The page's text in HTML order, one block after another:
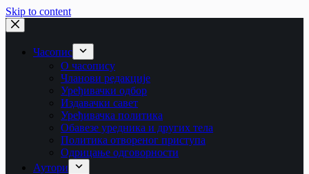
Skip to content
Часопис
О часопису
Чланови редакције
Уређивачки одбор
Издавачки савет
Уређивачка политика
Обавезе уредника и других тела
Пoлитикa oтвoрeнoг приступa
Одрицање одговорности
Аутори